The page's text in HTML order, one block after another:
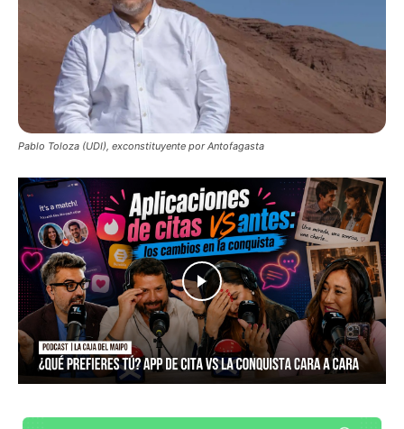
Pablo Toloza (UDI), exconstituyente por Antofagasta